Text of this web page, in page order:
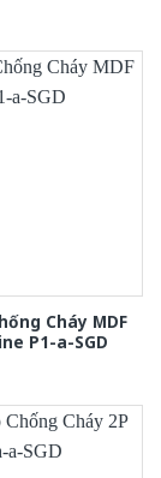
Cháy MDF
P1-a-SGD